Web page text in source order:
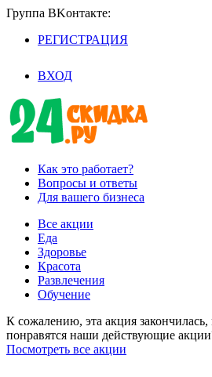
Группа BKoнтaктe:
РЕГИСТРАЦИЯ
ВХОД
Как это работает?
Вопросы и ответы
Для вашего бизнеса
Все акции
Еда
Здоровье
Красота
Развлечения
Обучение
К сожалению, эта акция
понравятся наши действующие
Посмотреть все акции